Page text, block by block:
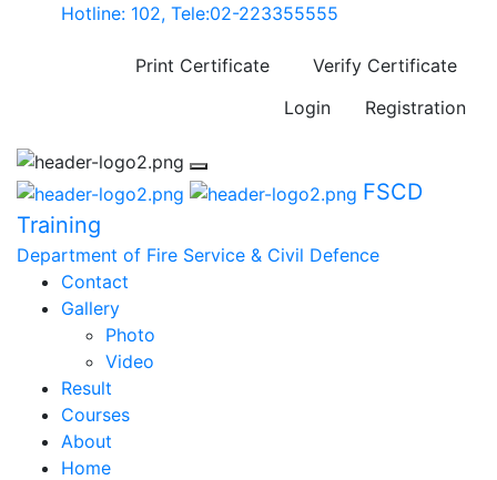
Hotline: 102, Tele:02-223355555
Print Certificate
Verify Certificate
Login
Registration
FSCD
Training
Department of Fire Service & Civil Defence
Contact
Gallery
Photo
Video
Result
Courses
About
Home